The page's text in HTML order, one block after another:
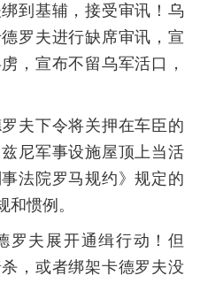
到基辅，接受审讯！乌
罗夫进行缺席审讯，宣
，宣布不留乌军活口，
夫下令将关押在车臣的
尼军事设施屋顶上当活
法院罗马规约》规定的
惯例。
罗夫展开通缉行动！但
，或者绑架卡德罗夫没